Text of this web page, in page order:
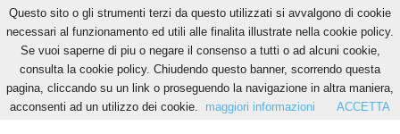
Home Tags Evoluzione del calcio
evoluzione del calcio
Questo sito o gli strumenti terzi da questo utilizzati si avvalgono di cookie
necessari al funzionamento ed utili alle finalita illustrate nella cookie policy.
Se vuoi saperne di piu o negare il consenso a tutti o ad alcuni cookie,
consulta la cookie policy. Chiudendo questo banner, scorrendo questa
pagina, cliccando su un link o proseguendo la navigazione in altra maniera,
acconsenti ad un utilizzo dei cookie.
maggiori informazioni ACCETTA